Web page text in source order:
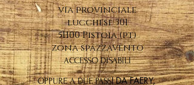
via provinciale
lucchese 301
51100 Pistoia (pt)
zona spazzavento
ACCESSO DISABILI
OPPURE A DUE PASSI DA FAERY,